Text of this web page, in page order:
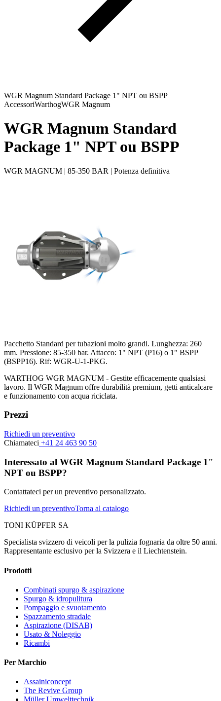
WGR Magnum Standard Package 1" NPT ou BSPP
AccessoriWarthogWGR Magnum
WGR Magnum Standard
Package 1" NPT ou BSPP
WGR MAGNUM | 85-350 BAR | Potenza definitiva
Pacchetto Standard per tubazioni molto grandi. Lunghezza: 260
mm. Pressione: 85-350 bar. Attacco: 1" NPT (P16) o 1" BSPP
(BSPP16). Rif: WGR-U-1-PKG.
WARTHOG WGR MAGNUM - Gestite efficacemente qualsiasi
lavoro. Il WGR Magnum offre durabilità premium, getti anticalcare
e funzionamento con acqua riciclata.
Prezzi
Richiedi un preventivo
Chiamateci +41 24 463 90 50
Interessato al WGR Magnum Standard Package 1"
NPT ou BSPP?
Contattateci per un preventivo personalizzato.
Richiedi un preventivoTorna al catalogo
TONI KÜPFER SA
Specialista svizzero di veicoli per la pulizia fognaria da oltre 50 anni.
Rappresentante esclusivo per la Svizzera e il Liechtenstein.
Prodotti
Combinati spurgo & aspirazione
Spurgo & idropulitura
Pompaggio e svuotamento
Spazzamento stradale
Aspirazione (DISAB)
Usato & Noleggio
Ricambi
Per Marchio
Assainiconcept
The Revive Group